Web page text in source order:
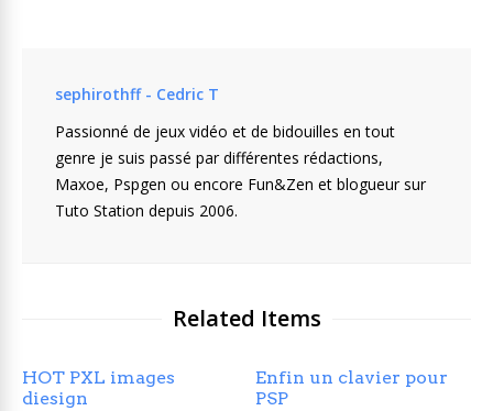
sephirothff - Cedric T
Passionné de jeux vidéo et de bidouilles en tout
genre je suis passé par différentes rédactions,
Maxoe, Pspgen ou encore Fun&Zen et blogueur sur
Tuto Station depuis 2006.
Related Items
HOT PXL images
diesign
Enfin un clavier pour
PSP